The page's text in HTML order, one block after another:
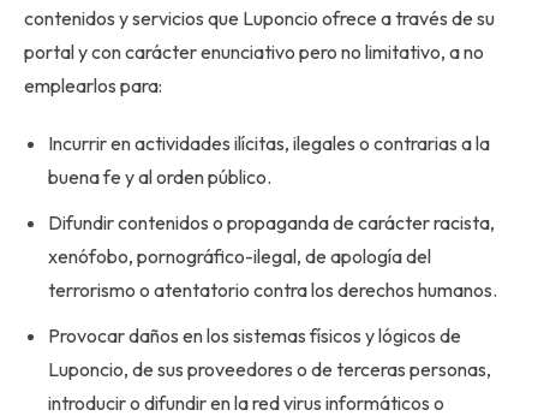
contenidos y servicios que Luponcio ofrece a través de su
portal y con carácter enunciativo pero no limitativo, a no
emplearlos para:
Incurrir en actividades ilícitas, ilegales o contrarias a la
buena fe y al orden público.
Difundir contenidos o propaganda de carácter racista,
xenófobo, pornográfico-ilegal, de apología del
terrorismo o atentatorio contra los derechos humanos.
Provocar daños en los sistemas físicos y lógicos de
Luponcio, de sus proveedores o de terceras personas,
introducir o difundir en la red virus informáticos o